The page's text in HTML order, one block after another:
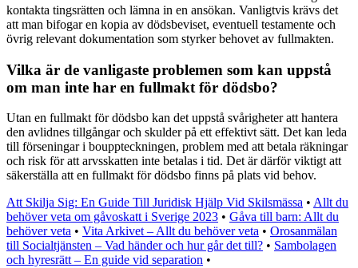
kontakta tingsrätten och lämna in en ansökan. Vanligtvis krävs det
att man bifogar en kopia av dödsbeviset, eventuell testamente och
övrig relevant dokumentation som styrker behovet av fullmakten.
Vilka är de vanligaste problemen som kan uppstå
om man inte har en fullmakt för dödsbo?
Utan en fullmakt för dödsbo kan det uppstå svårigheter att hantera
den avlidnes tillgångar och skulder på ett effektivt sätt. Det kan leda
till förseningar i bouppteckningen, problem med att betala räkningar
och risk för att arvsskatten inte betalas i tid. Det är därför viktigt att
säkerställa att en fullmakt för dödsbo finns på plats vid behov.
Att Skilja Sig: En Guide Till Juridisk Hjälp Vid Skilsmässa • Allt du
behöver veta om gåvoskatt i Sverige 2023 • Gåva till barn: Allt du
behöver veta • Vita Arkivet – Allt du behöver veta • Orosanmälan
till Socialtjänsten – Vad händer och hur går det till? • Sambolagen
och hyresrätt – En guide vid separation •